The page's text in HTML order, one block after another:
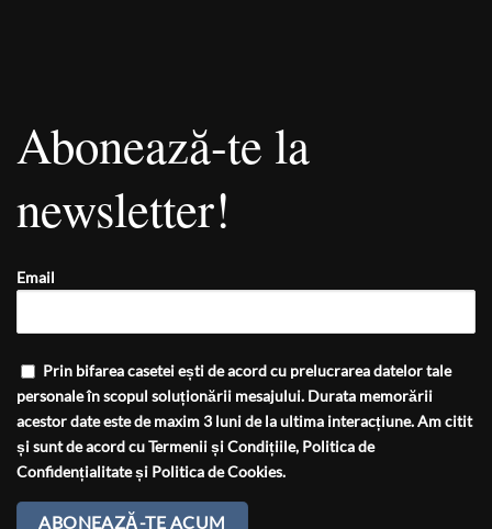
Abonează-te la
newsletter!
Email
Prin bifarea casetei ești de acord cu prelucrarea datelor tale
personale în scopul soluționării mesajului. Durata memorării
acestor date este de maxim 3 luni de la ultima interacțiune. Am citit
și sunt de acord cuTermenii și Condițiile, Politica de
Confidențialitateși Politica de Cookies.